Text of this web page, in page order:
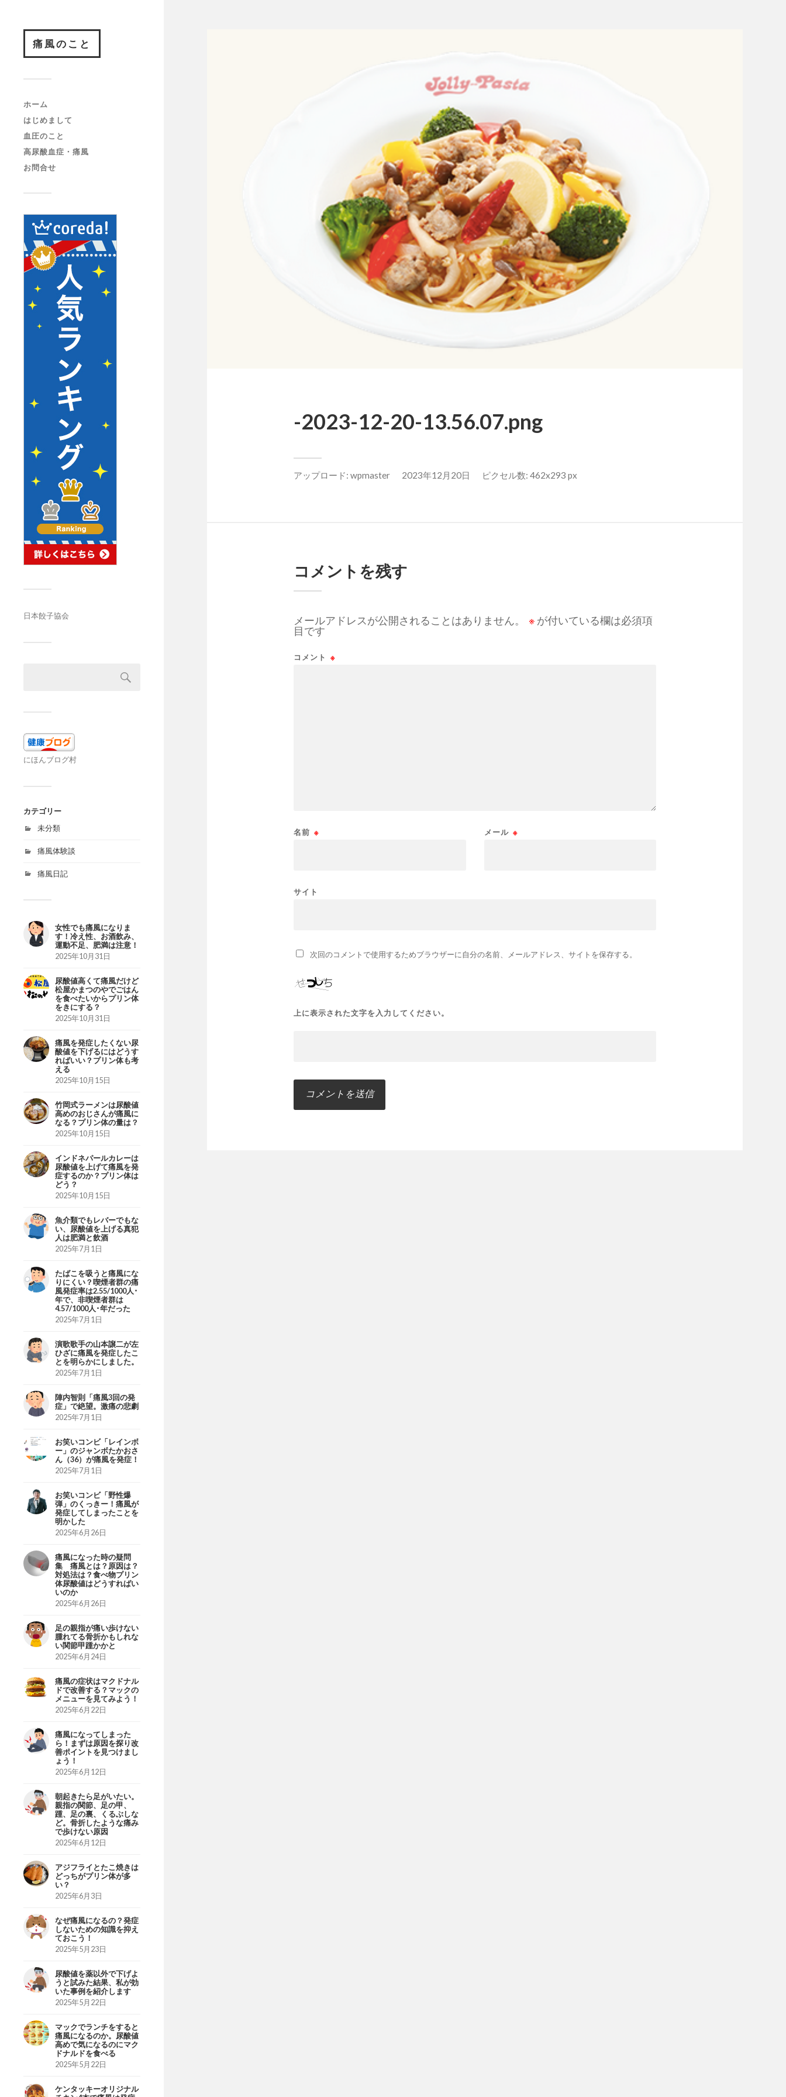
痛風のこと
ホーム
はじめまして
血圧のこと
高尿酸血症・痛風
お問合せ
日本餃子協会
にほんブログ村
カテゴリー
未分類
痛風体験談
痛風日記
女性でも痛風になりま
す！冷え性、お酒飲み、
運動不足、肥満は注意！
2025年10月31日
尿酸値高くて痛風だけど
松屋かまつのやでごはん
を食べたいからプリン体
をきにする？
2025年10月31日
痛風を発症したくない尿
酸値を下げるにはどうす
ればいい？プリン体も考
える
2025年10月15日
竹岡式ラーメンは尿酸値
高めのおじさんが痛風に
なる？プリン体の量は？
2025年10月15日
インドネパールカレーは
尿酸値を上げて痛風を発
症するのか？プリン体は
どう？
2025年10月15日
魚介類でもレバーでもな
い、尿酸値を上げる真犯
人は肥満と飲酒
2025年7月1日
たばこを吸うと痛風にな
りにくい？喫煙者群の痛
風発症率は2.55/1000人･
年で、非喫煙者群は
4.57/1000人･年だった
2025年7月1日
演歌歌手の山本譲二が左
ひざに痛風を発症したこ
とを明らかにしました。
2025年7月1日
陣内智則「痛風3回の発
症」で絶望。激痛の悲劇
2025年7月1日
お笑いコンビ「レインボ
ー」のジャンボたかおさ
ん（36）が痛風を発症！
2025年7月1日
お笑いコンビ「野性爆
弾」のくっきー！痛風が
発症してしまったことを
明かした
2025年6月26日
痛風になった時の疑問
集 痛風とは？原因は？
対処法は？食べ物プリン
体尿酸値はどうすればい
いのか
2025年6月26日
足の親指が痛い歩けない
腫れてる骨折かもしれな
い関節甲踵かかと
2025年6月24日
痛風の症状はマクドナル
ドで改善する？マックの
メニューを見てみよう！
2025年6月22日
痛風になってしまった
ら！まずは原因を探り改
善ポイントを見つけまし
ょう！
2025年6月12日
朝起きたら足がいたい。
親指の関節、足の甲、
踵、足の裏、くるぶしな
ど。骨折したような痛み
で歩けない原因
2025年6月12日
アジフライとたこ焼きは
どっちがプリン体が多
い？
2025年6月3日
なぜ痛風になるの？発症
しないための知識を抑え
ておこう！
2025年5月23日
尿酸値を薬以外で下げよ
うと試みた結果、私が効
いた事例を紹介します
2025年5月22日
マックでランチをすると
痛風になるのか。尿酸値
高めで気になるのにマク
ドナルドを食べる
2025年5月22日
ケンタッキーオリジナル
-2023-12-20-13.56.07.png
アップロード: wpmaster 2023年12月20日 ピクセル数: 462x293 px
コメントを残す
メールアドレスが公開されることはありません。 ※ が付いている欄は必須項
目です
コメント ※
名前 ※ メール ※
サイト
次回のコメントで使用するためブラウザーに自分の名前、メールアドレス、サイトを保存する。
上に表示された文字を入力してください。